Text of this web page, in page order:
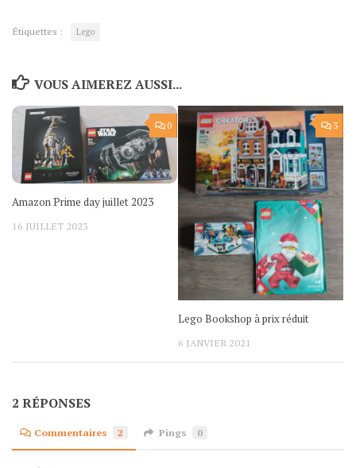
Étiquettes : Lego
VOUS AIMEREZ AUSSI...
0
Amazon Prime day juillet 2023
16 JUILLET 2023
3
Lego Bookshop à prix réduit
6 JANVIER 2021
2 RÉPONSES
Commentaires 2 Pings 0